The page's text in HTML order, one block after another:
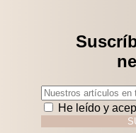
He leído y